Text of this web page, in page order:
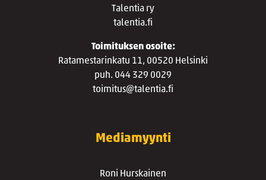
Talentia ry
talentia.fi
Toimituksen osoite:
Ratamestarinkatu 11, 00520 Helsinki
puh. 044 329 0029
toimitus@talentia.fi
Mediamyynti
Roni Hurskainen